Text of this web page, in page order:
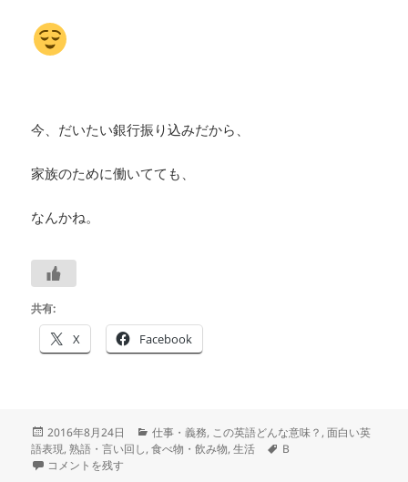
今、だいたい銀行振り込みだから、
家族のために働いてても、
なんかね。
共有:
X Facebook
投
稿
日:
2016年8月24日
カ
テ
仕事・義務, この英語どんな意味？ ,面白い英
語表現,熟語・言い回し,食べ物・飲み物,生活
タ
B
640）bring home the bacon に
コメントを残す